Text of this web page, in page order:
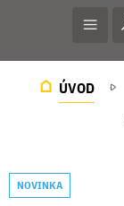
ÚVOD
NOVINKA